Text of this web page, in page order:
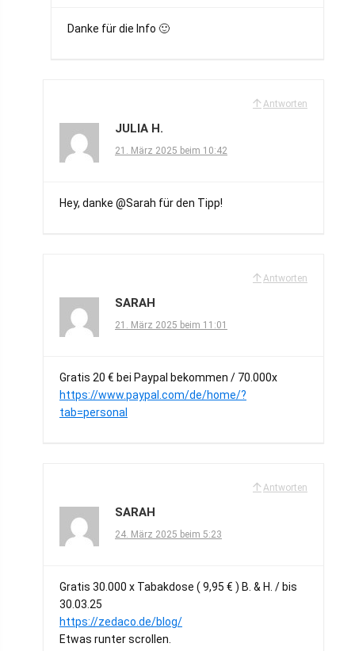
Danke für die Info 🙂
Antworten
JULIA H.
21. März 2025 beim 10:42
Hey, danke @Sarah für den Tipp!
Antworten
SARAH
21. März 2025 beim 11:01
Gratis 20 € bei Paypal bekommen / 70.000x
https://www.paypal.com/de/home/?
tab=personal
Antworten
SARAH
24. März 2025 beim 5:23
Gratis 30.000 x Tabakdose ( 9,95 € ) B. & H. / bis
30.03.25
https://zedaco.de/blog/
Etwas runter scrollen.